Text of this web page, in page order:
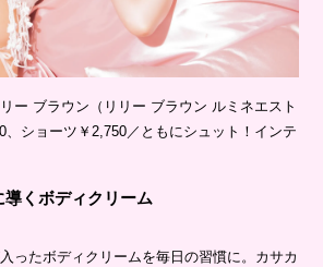
ー ブラウン（リリー ブラウン ルミネエスト
ショーツ￥2,750／ともにシュット！インテ
くボディクリーム
ったボディクリームを毎日の習慣に。カサカ